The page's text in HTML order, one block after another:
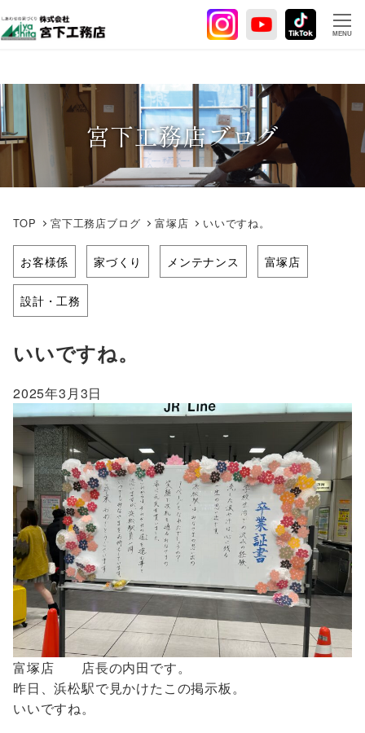
イ
ン
テ
ン
ツ
へ
移
MENU
宮下工務店ブログ
TOP 宮下工務店ブログ 富塚店 いいですね。
お客様係 家づくり メンテナンス 富塚店
設計・工務
いいですね。
2025年3月3日
富塚店 店長の内田です。
昨日、浜松駅で見かけたこの掲示板。
いいですね。